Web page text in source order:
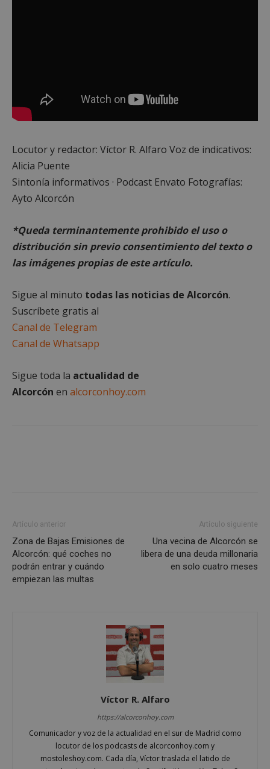
Locutor y redactor: Víctor R. Alfaro Voz de indicativos:
Alicia Puente
Sintonía informativos · Podcast Envato Fotografías:
Ayto Alcorcón
*Queda terminantemente prohibido el uso o
distribución sin previo consentimiento del texto o
las imágenes propias de este artículo.
Sigue al minuto todas las noticias de Alcorcón.
Suscríbete gratis al
Canal de Telegram
Canal de Whatsapp
Sigue toda la actualidad de
Alcorcón en alcorconhoy.com
Artículo anterior
Zona de Bajas Emisiones de
Alcorcón: qué coches no
podrán entrar y cuándo
empiezan las multas
Artículo siguiente
Una vecina de Alcorcón se
libera de una deuda millonaria
en solo cuatro meses
Víctor R. Alfaro
https://alcorconhoy.com
Comunicador y voz de la actualidad en el sur de Madrid como
locutor de los podcasts de alcorconhoy.com y
mostoleshoy.com. Cada día, Víctor traslada el latido de
Cookies de rendimiento
Cookies de funcionalidad
funcionalidad principal del sitio web, como el
inicio de sesión de usuario y la gestión de cuentas.
El sitio web no se puede utilizar correctamente sin
las cookies estrictamente necesarias.
PHPSESSID
AWSALBCORS
Amazon.com
embed.bsky.app
1 semana
sp_landing
Spotify Inc.
.spotify.com